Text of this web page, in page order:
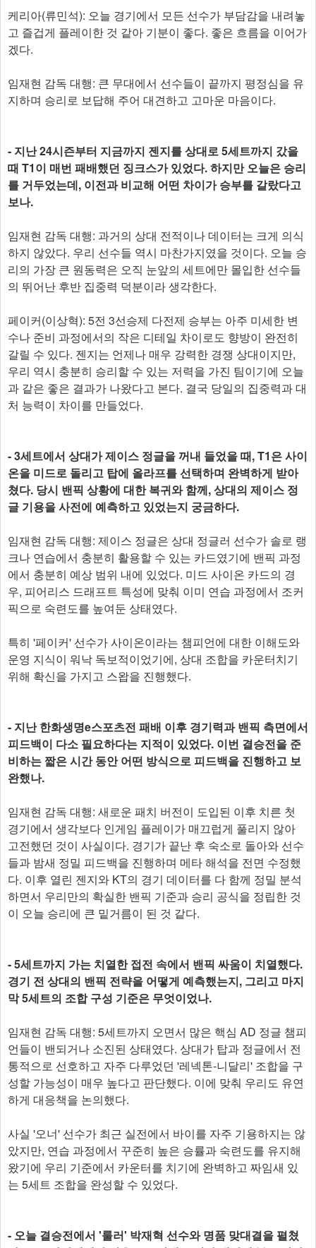
케리아(류민석): 오늘 경기에서 모든 선수가 부담감을 내려놓
고 즐겁게 플레이한 것 같아 기분이 좋다. 좋은 흐름을 이어가
겠다.
임재현 감독 대행: 큰 무대에서 선수들이 끝까지 평정심을 유
지하며 승리로 보답해 주어 대견하고 고마운 마음이다.
- 지난 24시즌부터 지금까지 젠지를 상대로 5세트까지 갔을
때 T1이 매번 패배했던 징크스가 있었다. 하지만 오늘은 승리
를 거두었는데, 이전과 비교해 어떤 차이가 승부를 갈랐다고
보나.
임재현 감독 대행: 과거의 상대 전적이나 데이터는 크게 의식
하지 않았다. 우리 선수들 역시 마찬가지였을 것이다. 오늘 승
리의 가장 큰 원동력은 오직 눈앞의 세트에만 몰입한 선수들
의 뛰어난 후반 집중력 덕분이라 생각한다.
페이커(이상혁): 5전 3선승제 다전제 승부는 아주 미세한 변
수나 준비 과정에서의 작은 디테일 차이로도 향방이 완전히
갈릴 수 있다. 젠지는 언제나 매우 강력한 경쟁 상대이지만,
우리 역시 충분히 승리할 수 있는 저력을 가진 팀이기에 오늘
과 같은 좋은 결과가 나왔다고 본다. 결국 당일의 집중력과 대
처 능력이 차이를 만들었다.
- 3세트에서 상대가 제이스 정글을 꺼내 들었을 때, T1은 사이
온을 미드로 돌리고 탑에 올라프를 선택하며 완벽하게 받아
쳤다. 당시 밴픽 상황에 대한 복귀와 함께, 상대의 제이스 정
글 기용을 사전에 예측하고 있었는지 궁금하다.
임재현 감독 대행: 제이스 정글은 상대 정글러 선수가 솔로 랭
크나 연습에서 충분히 활용할 수 있는 카드였기에 밴픽 과정
에서 충분히 예상 범위 내에 있었다. 미드 사이온 카드의 경
우, 피어리스 드래프트 특성에 맞춰 이미 연습 과정에서 조커
픽으로 숙련도를 높여둔 상태였다.
특히 '페이커' 선수가 사이온이라는 챔피언에 대한 이해도와
운영 지식이 워낙 독보적이었기에, 상대 조합을 카운터치기
위해 확신을 가지고 스왑을 진행했다.
- 지난 한화생명e스포츠전 패배 이후 경기력과 밴픽 측면에서
피드백이 다소 필요하다는 지적이 있었다. 이번 결승전을 준
비하는 짧은 시간 동안 어떤 방식으로 피드백을 진행하고 보
완했나.
임재현 감독 대행: 새로운 패치 버전이 도입된 이후 치른 첫
경기에서 생각보다 인게임 플레이가 매끄럽게 풀리지 않아
고전했던 것이 사실이다. 경기가 끝난 후 숙소로 돌아와 선수
들과 밤새 정밀 피드백을 진행하며 메타 해석을 전면 수정했
다. 이후 열린 젠지와 KT의 경기 데이터를 다 함께 정밀 분석
하면서 우리만의 확실한 밴픽 기준과 승리 공식을 정립한 것
이 오늘 승리에 큰 밑거름이 된 것 같다.
- 5세트까지 가는 치열한 접전 속에서 밴픽 싸움이 치열했다.
경기 전 상대의 밴픽 전략을 어떻게 예측했는지, 그리고 마지
막 5세트의 조합 구성 기준은 무엇이었나.
임재현 감독 대행: 5세트까지 오면서 많은 핵심 AD 정글 챔피
언들이 밴되거나 소진된 상태였다. 상대가 탑과 정글에서 전
통적으로 선호하고 자주 다루었던 '레넥톤-니달리' 조합을 구
성할 가능성이 매우 높다고 판단했다. 이에 맞춰 우리도 유연
하게 대응책을 논의했다.
사실 '오너' 선수가 최근 실전에서 바이를 자주 기용하지는 않
았지만, 연습 과정에서 꾸준히 높은 승률과 숙련도를 유지해
왔기에 우리 기준에서 카운터를 치기에 완벽하고 짜임새 있
는 5세트 조합을 완성할 수 있었다.
- 오늘 결승전에서 '룰러' 박재혁 선수와 명품 맞대결을 펼쳤